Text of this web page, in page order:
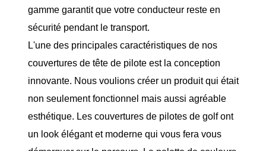
gamme garantit que votre conducteur reste en
sécurité pendant le transport.
L'une des principales caractéristiques de nos
couvertures de tête de pilote est la conception
innovante. Nous voulions créer un produit qui était
non seulement fonctionnel mais aussi agréable
esthétique. Les couvertures de pilotes de golf ont
un look élégant et moderne qui vous fera vous